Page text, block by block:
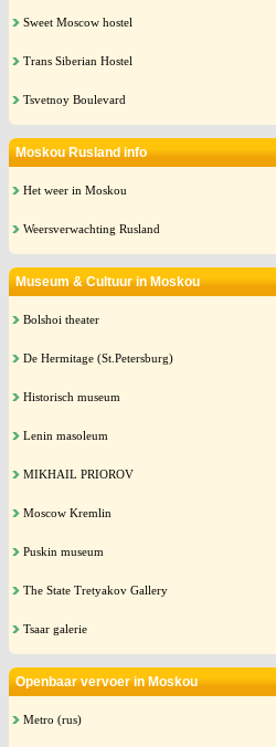
Sweet Moscow hostel
Trans Siberian Hostel
Tsvetnoy Boulevard
Moskou Rusland info
Het weer in Moskou
Weersverwachting Rusland
Museum & Cultuur in Moskou
Bolshoi theater
De Hermitage (St.Petersburg)
Historisch museum
Lenin masoleum
MIKHAIL PRIOROV
Moscow Kremlin
Puskin museum
The State Tretyakov Gallery
Tsaar galerie
Openbaar vervoer in Moskou
Metro (rus)